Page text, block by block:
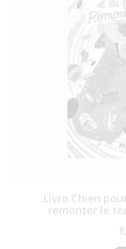
Livro Chien
remonter le